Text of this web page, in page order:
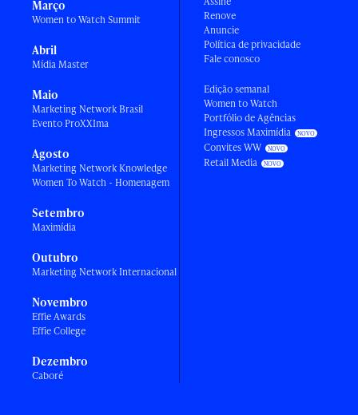
Março
Women to Watch Summit
Abril
Mídia Master
Maio
Marketing Network Brasil
Evento ProXXIma
Agosto
Marketing Network Knowledge
Women To Watch - Homenagem
Setembro
Maximídia
Outubro
Marketing Network Internacional
Novembro
Effie Awards
Effie College
Dezembro
Caboré
Renove
Anuncie
Política de privacidade
Fale conosco
Edição semanal
Women to Watch
Portfólio de Agências
Ingressos Maximídia
Convites WW
Retail Media